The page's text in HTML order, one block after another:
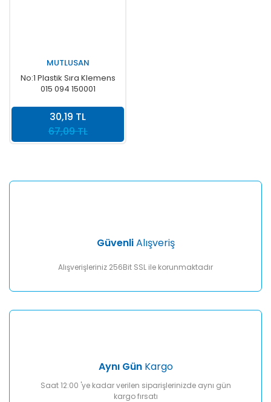
MUTLUSAN
No:1 Plastik Sıra Klemens
015 094 150001
67,09 TL
30,19 TL
GüvenliAlışveriş
Alışverişleriniz 256Bit SSL ile korunmaktadır
Aynı GünKargo
Saat 12:00 'ye kadar verilen siparişlerinizde aynı gün
kargo fırsatı